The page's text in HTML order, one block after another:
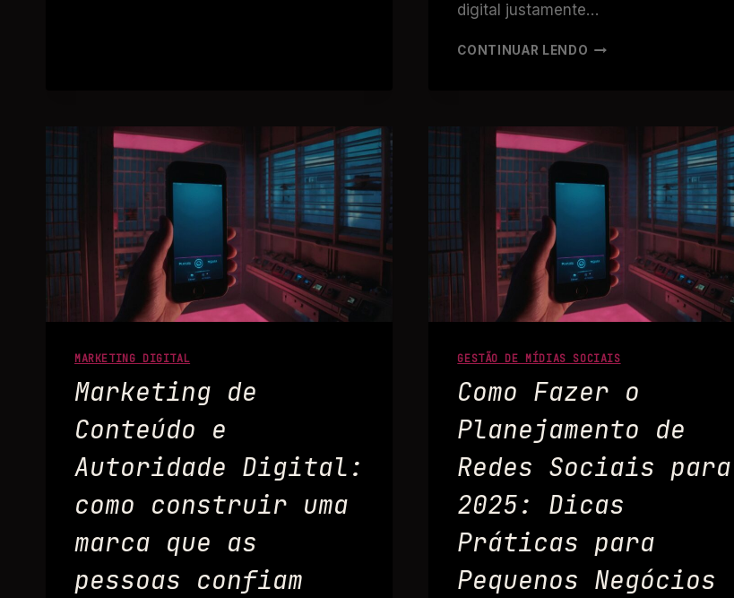
digital justamente…
CONTINUAR LENDO
MARKETING DIGITAL
Marketing de
Conteúdo e
Autoridade Digital:
como construir uma
marca que as
pessoas confiam
GESTÃO DE MÍDIAS SOCIAIS
Como Fazer o
Planejamento de
Redes Sociais para
2025: Dicas
Práticas para
Pequenos Negócios